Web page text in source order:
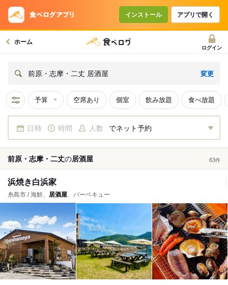
インストール アプリで開く
ホーム
ログイン
前原・志摩・二丈 居酒屋 変更
予算 空席あり 個室 飲み放題 食べ放題
日時 時間 人数 でネット予約
前原・志摩・二丈の居酒屋 63件
浜焼き白浜家
糸島市 / 海鮮、 居酒屋、バーベキュー